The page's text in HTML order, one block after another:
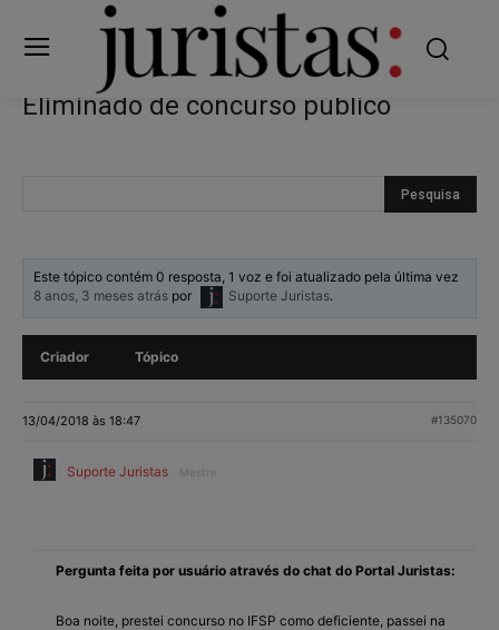
Eliminado de concurso público
Este tópico contém 0 resposta, 1 voz e foi atualizado pela última vez
8 anos, 3 meses atrás por Suporte Juristas.
Criador Tópico
13/04/2018 às 18:47 #135070
Suporte Juristas Mestre
Pergunta feita por usuário através do chat do Portal Juristas:
Boa noite, prestei concurso no IFSP como deficiente, passei na